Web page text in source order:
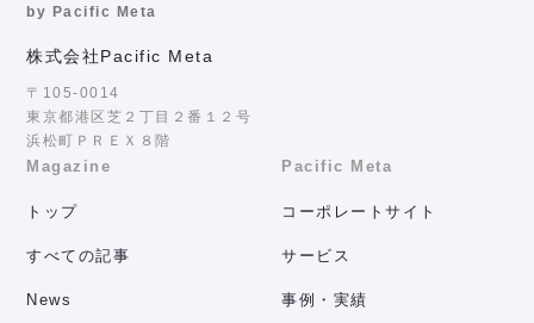
by Pacific Meta
株式会社Pacific Meta
〒105-0014
東京都港区芝２丁目２番１２号
浜松町ＰＲＥＸ８階
Magazine
トップ
すべての記事
News
Pacific Meta
コーポレートサイト
サービス
事例・実績